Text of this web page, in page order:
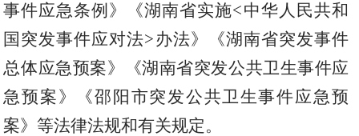
事件应急条例》《湖南省实施<中华人民共和
国突发事件应对法>办法》《湖南省突发事件
总体应急预案》《湖南省突发公共卫生事件应
急预案》《邵阳市突发公共卫生事件应急预
案》等法律法规和有关规定。